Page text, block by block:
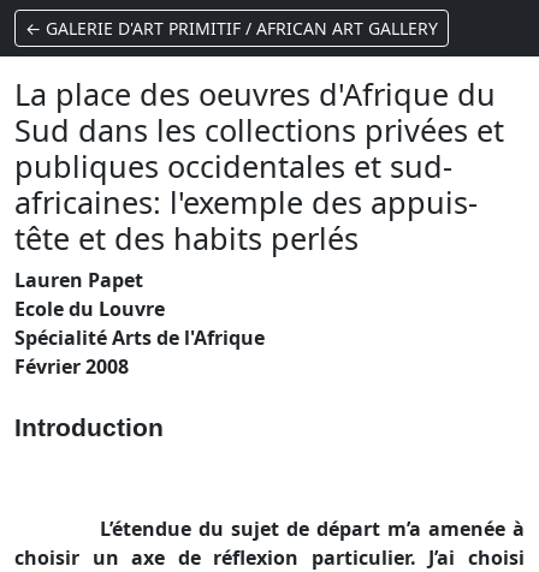
← GALERIE D'ART PRIMITIF / AFRICAN ART GALLERY
La place des oeuvres d'Afrique du
Sud dans les collections privées et
publiques occidentales et sud-
africaines: l'exemple des appuis-
tête et des habits perlés
Lauren Papet
Ecole du Louvre
Spécialité Arts de l'Afrique
Février 2008
Introduction
L’étendue du sujet de départ m’a amenée à
choisir un axe de réflexion particulier. J’ai choisi